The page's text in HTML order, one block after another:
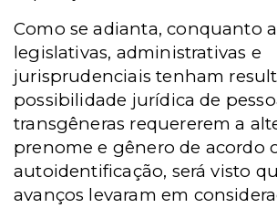
Como se adianta, conquanto
legislativas, administrativas e
jurisprudenciais tenham
possibilidade jurídica de
transgêneras requererem a
prenome e gênero de acordo
autoidentificação, será visto
avanços levaram em